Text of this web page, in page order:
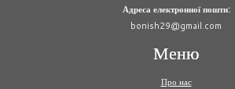
Адреса електронної пошти:
bonish29@gmail.com
Меню
Про нас